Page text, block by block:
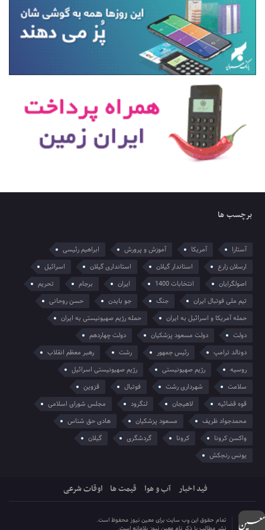
برچسب ها
آستارا آمریکا آموزش و پرورش
ابراهیم رئیسی
ارسلان زارع
استاندار گیلان استانداری گیلان
اسرائیل
اصولگرایان
انتخابات 1400 ایران برجام
تحریم
تیم ملی فوتبال ایران
جنگ جو بایدن
حسن روحانی
حمله آمریکا و اسرائیل به ایران
حمله رژیم صهیونیستی به ایران
دولت
دولت مسعود پزشکیان
دولت چهاردهم
دونالد ترامپ
رئیس جمهور رشت
رهبر معظم انقلاب
روسیه
رژیم صهیونیستی
رژیم صهیونیستی اسرائیل
سلامت
شهرداری رشت فوتبال
قزوین
قوه قضائیه
لاهیجان لنگرود
مجلس شورای اسلامی
محمدجواد ظریف
مسعود پزشکیان
هادی حق شناس
واکسن کرونا
کرونا گردشگری
گیلان
یونس رنجکش
فید اخبار آب و هوا قیمت ها اوقات شرعی
تمام حقوق این وب سایت برای معین نیوز محفوظ است.